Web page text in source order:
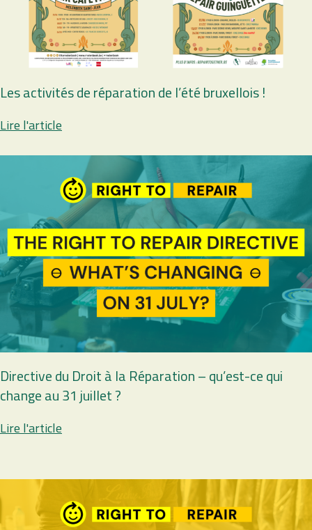
Les activités de réparation de l’été bruxellois !
Lire l'article
Directive du Droit à la Réparation – qu’est-ce qui
change au 31 juillet ?
Lire l'article